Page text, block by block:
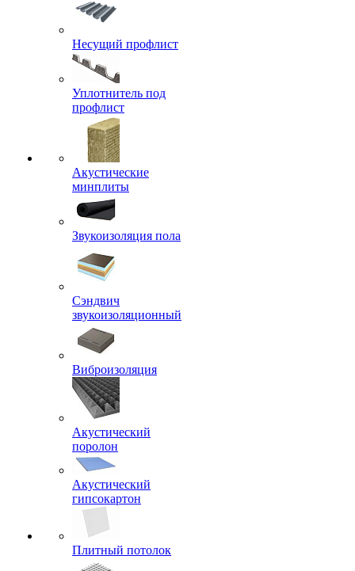
Несущий профлист
Уплотнитель под
профлист
Акустические
минплиты
Звукоизоляция пола
Сэндвич
звукоизоляционный
Виброизоляция
Акустический
поролон
Акустический
гипсокартон
Плитный потолок